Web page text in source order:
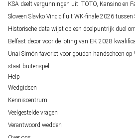
KSA deelt vergunningen uit: TOTO, Kansino en
Sloveen Slavko Vincic fluit WK-finale 2026 tussen
Historische data wijst op een doelpuntrijk duel
Belfast decor voor de loting van EK 2028
Unai Simón favoriet voor gouden handschoen
staat buitenspel
Help
Wedgidsen
Kenniscentrum
Veelgestelde vragen
Verantwoord wedden